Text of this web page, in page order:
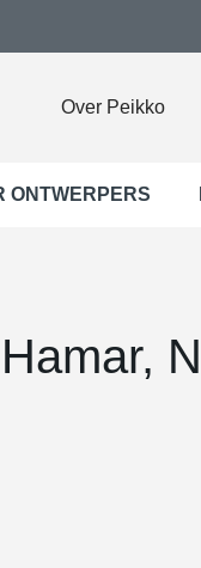
Over Peikko
ONTWERPERS